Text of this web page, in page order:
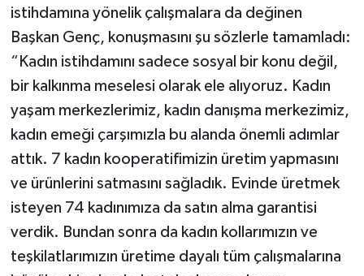
istihdamına yönelik çalışmalara da değinen
Başkan Genç, konuşmasını şu sözlerle tamamladı:
“Kadın istihdamını sadece sosyal bir konu değil,
bir kalkınma meselesi olarak ele alıyoruz. Kadın
yaşam merkezlerimiz, kadın danışma merkezimiz,
kadın emeği çarşımızla bu alanda önemli adımlar
attık. 7 kadın kooperatifimizin üretim yapmasını
ve ürünlerini satmasını sağladık. Evinde üretmek
isteyen 74 kadınımıza da satın alma garantisi
verdik. Bundan sonra da kadın kollarımızın ve
teşkilatlarımızın üretime dayalı tüm çalışmalarına